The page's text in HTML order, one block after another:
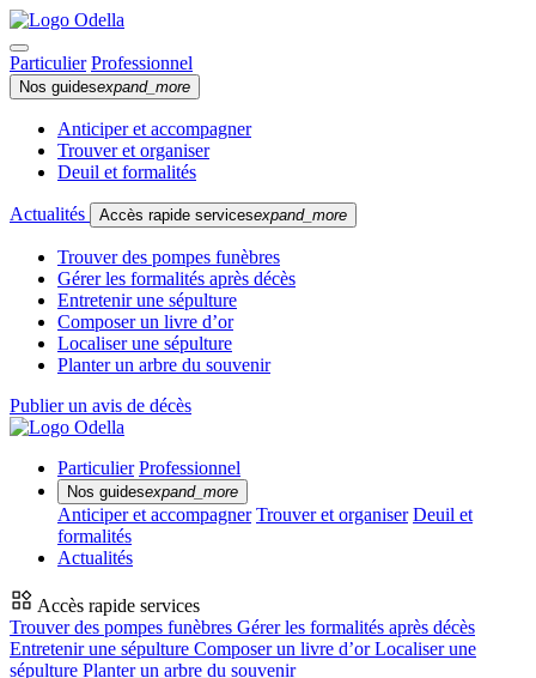
Particulier Professionnel
Nos guidesexpand_more
Anticiper et accompagner
Trouver et organiser
Deuil et formalités
Actualités Accès rapide servicesexpand_more
Trouver des pompes funèbres
Gérer les formalités après décès
Entretenir une sépulture
Composer un livre d’or
Localiser une sépulture
Planter un arbre du souvenir
Publier un avis de décès
Particulier Professionnel
Nos guidesexpand_more
Anticiper et accompagner Trouver et organiser Deuil et
formalités
Actualités
Accès rapide services
Trouver des pompes funèbres Gérer les formalités après décès
Entretenir une sépulture Composer un livre d’orLocaliser une
sépulture Planter un arbre du souvenir